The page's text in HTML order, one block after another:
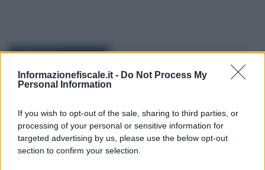
Informazionefiscale.it - Do Not Process My
Personal Information
If you wish to opt-out of the sale, sharing to third parties, or
processing of your personal or sensitive information for
targeted advertising by us, please use the below opt-out
section to confirm your selection.
I PIÙ LETTI
28 SETTEMBRE 2018 Redazione
e video tutorial Agenzia delle
Entrate